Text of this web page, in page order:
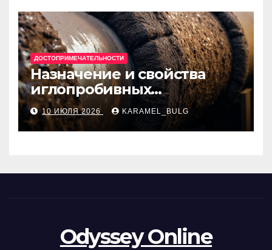
ДОСТОПРИМЕЧАТЕЛЬНОСТИ
Назначение и свойства
иглопробивных
базальтовых огнеупорных
матов
10 ИЮЛЯ 2026 KARAMEL_BULG
Odyssey Online